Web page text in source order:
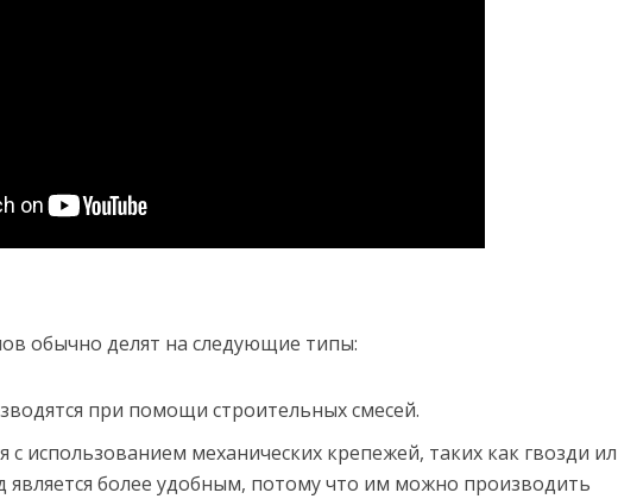
обычно делят на следующие типы:
при помощи строительных смесей.
с использованием механических крепежей, таких как гвозди
является более удобным, потому что им можно производить